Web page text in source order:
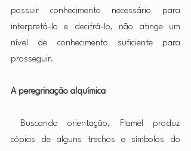
possuir conhecimento necessário para
interpretá-lo e decifrá-lo, não atinge um
nível de conhecimento suficiente para
prosseguir.
A peregrinação alquímica
Buscando orientação, Flamel produz
cópias de alguns trechos e símbolos do